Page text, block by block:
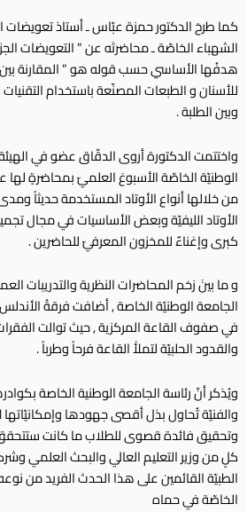
كما طرحَ الدكتور حمزة عبّاس ـ أستاذ تعويضات
الشهباء الخاصّة ـ محاضرتَه عن ” التعويضات
هدفُها الأساسي حسب قوله هو ” المقارنة بين
للأسنان و الطبعات المصنّعة باستخدام
وبين الطلبة .
واختتمت الدكتورة أروى الدقّاق عضو في
الوطنيّة الخاصّة الأسبوعَ العلميّ بمحاضرةٍ لها
من خلالها أنواع الأوتاد المستخدمة حديثاً
الأوتاد الليفيّة وبعض الأساسيات في مجال
كبرى وإغناءٌ للمخزون المعرفيّ للحاضرين .
و ما بينَ زخم المحاضرات النظرية والتدريبات
الجامعة الوطنيّة الخاصة , أضافت فرقةُ
في صفوف القاعة المركزية , حيث توالت الفقرات
والقدود الحلبيّة لتملأَ القاعة فرحاً وطرباً .
ويُذكر أنّ رئاسة الجامعة الوطنية الخاصة
والفنيّة تُحاول بذل أقصى جهودها وإمكانيّاتها
وتحقيق فائدة قصوى للطلاب ما كانت
كلٍ من وزير التعليم العالي والبحث العلمي
الطبيّة القائمين على هذا الحدث الفريد من
الخاصّة في حماه